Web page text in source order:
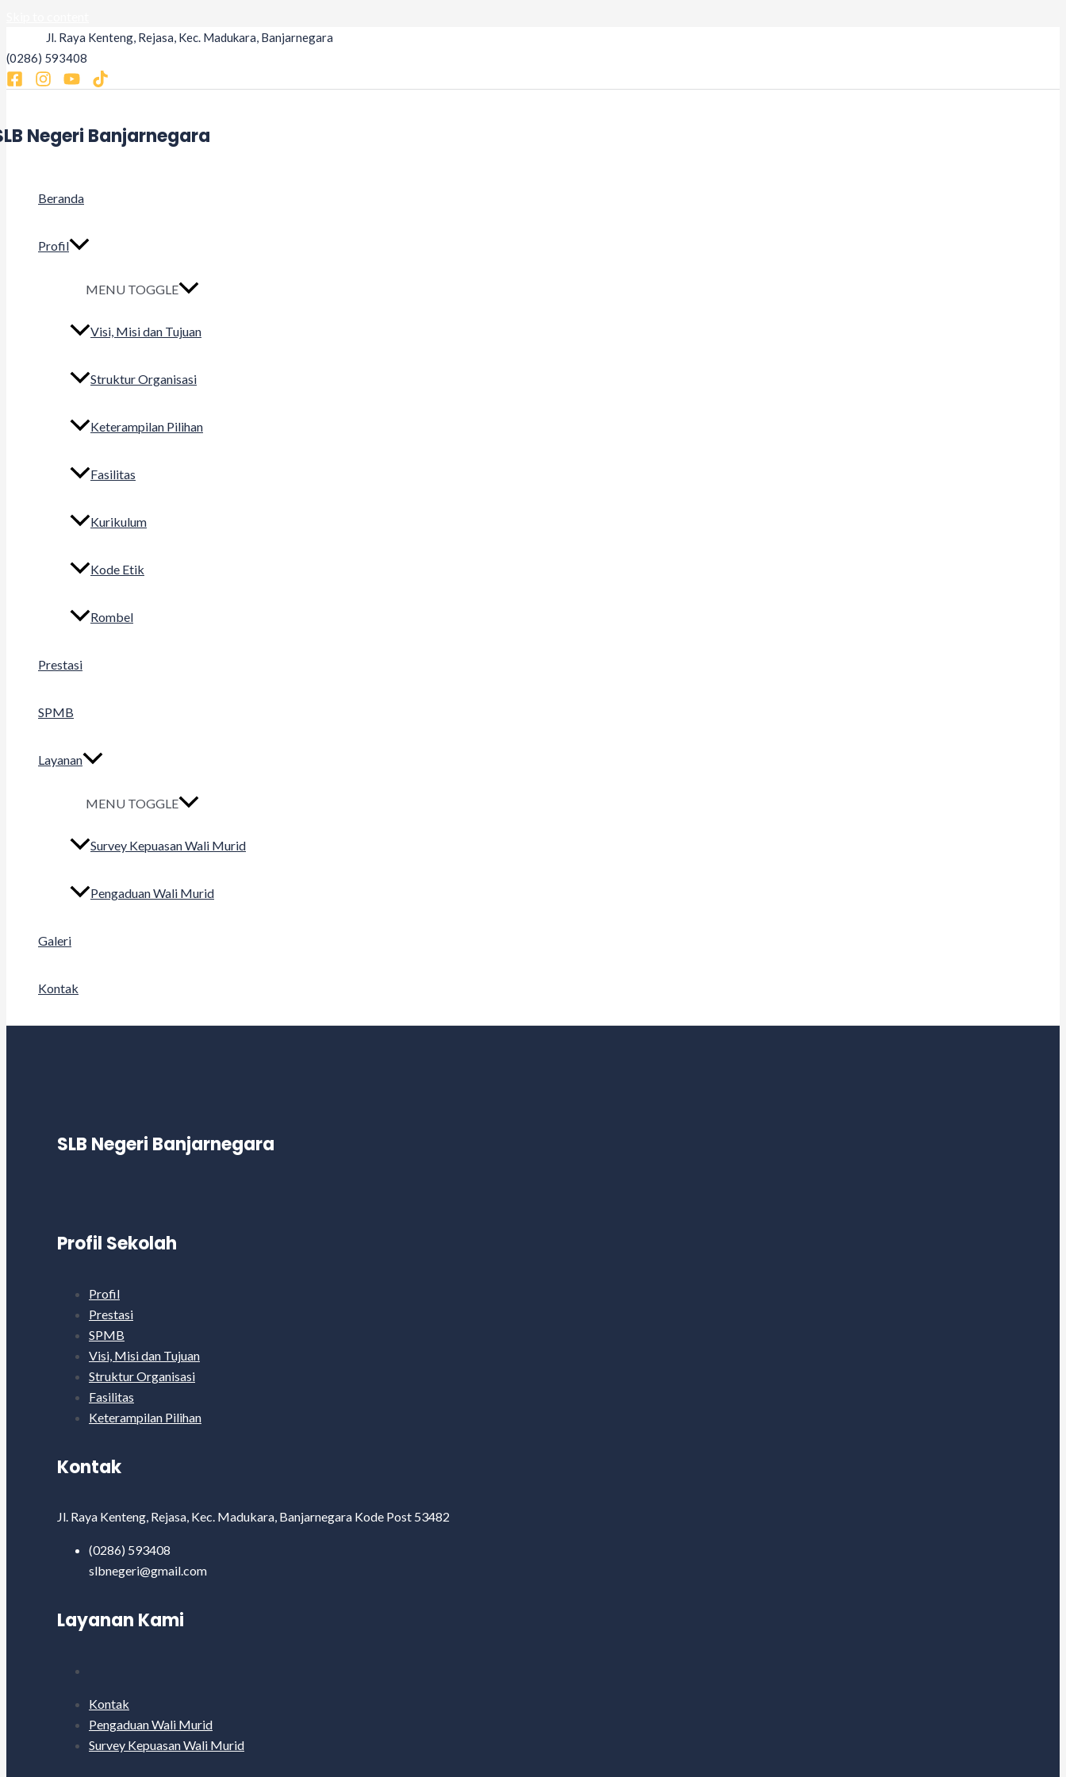
Jl. Raya Kenteng, Rejasa, Kec. Madukara, Banjarnegara
(0286) 593408
Negeri Banjarnegara
Beranda
Profil
MENU TOGGLE
Visi, Misi dan Tujuan
Struktur Organisasi
Keterampilan Pilihan
Fasilitas
Kurikulum
Kode Etik
Rombel
Prestasi
SPMB
Layanan
MENU TOGGLE
Survey Kepuasan Wali Murid
Pengaduan Wali Murid
Galeri
Kontak
SLB Negeri Banjarnegara
Profil Sekolah
Profil
Prestasi
SPMB
Visi, Misi dan Tujuan
Struktur Organisasi
Fasilitas
Keterampilan Pilihan
Kontak
Jl. Raya Kenteng, Rejasa, Kec. Madukara, Banjarnegara Kode Post 53482
(0286) 593408
slbnegeri@gmail.com
Layanan Kami
Kontak
Pengaduan Wali Murid
Survey Kepuasan Wali Murid